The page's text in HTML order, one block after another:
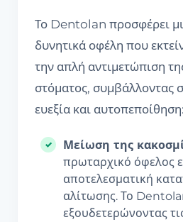
Το Dentolan προσφέρει
δυνητικά οφέλη που
την απλή αντιμετώπιση
στόματος, συμβάλλοντας
ευεξία και αυτοπεποίθηση:
Μείωση της
πρωταρχικό όφελος
αποτελεσματική
αλίτωσης. Το
εξουδετερώνοντας